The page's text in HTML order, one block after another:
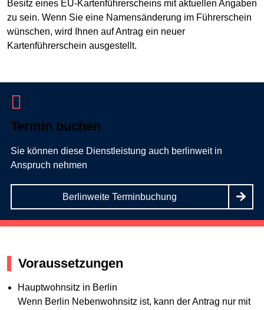
Besitz eines EU-Kartenführerscheins mit aktuellen Angaben
zu sein. Wenn Sie eine Namensänderung im Führerschein
wünschen, wird Ihnen auf Antrag ein neuer
Kartenführerschein ausgestellt.
Termin buchen
Sie können diese Dienstleistung auch berlinweit in
Anspruch nehmen
Berlinweite Terminbuchung
Voraussetzungen
Hauptwohnsitz in Berlin
Wenn Berlin Nebenwohnsitz ist, kann der Antrag nur mit